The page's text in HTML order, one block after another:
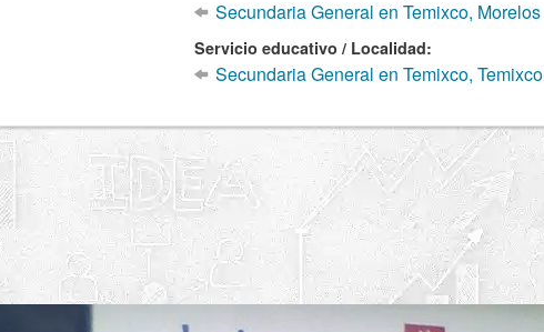
Secundaria General en Temixco, Morelos
Servicio educativo / Localidad:
Secundaria General en Temixco, Temixco